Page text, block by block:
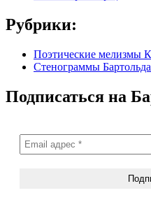
Рубрики:
Поэтические мелизмы
Стенограммы
Подписаться на